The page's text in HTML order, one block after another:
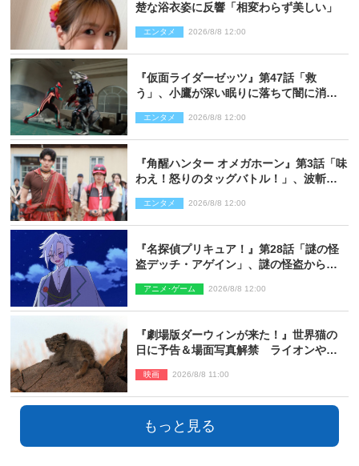
楚な浴衣姿に反響「相変わらず美しい」
エンタメ 2026/8/8 12:00
『仮面ライダーゼッツ』第47話「救
う」、小鷹が深い眠りに落ちて闇に消え
エンタメ 2026/8/8 12:00
『角醒ハンター オメガホーン』第3話「味
わえ！怒りのタッグバトル！」、波斬の
エンタメ 2026/8/8 12:00
『名探偵プリキュア！』第28話「謎の怪
盗デッチ・アゲイン」、謎の怪盗から不
アニメ･ゲーム 2026/8/8 12:00
『劇場版ダーウィンが来た！』世界猫の
日に予告＆場面写真解禁 ライオンやマ
映画 2026/8/8 11:00
もっと見る